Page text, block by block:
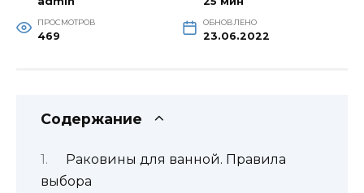
ПРОСМОТРОВ
469
ОБНОВЛЕНО
23.06.2022
Содержание
Раковины для ванной. Правила
выбора